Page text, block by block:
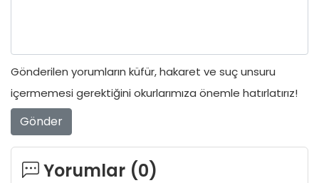
Gönderilen yorumların küfür, hakaret ve suç unsuru
içermemesi gerektiğini okurlarımıza önemle hatırlatırız!
Gönder
Yorumlar (0)